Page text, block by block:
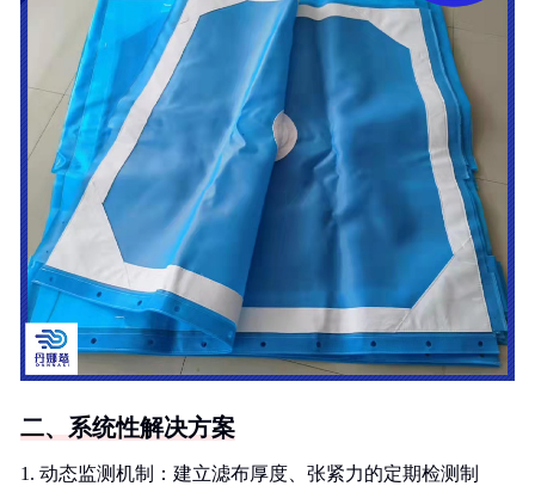
二、系统性解决方案
1. 动态监测机制：建立滤布厚度、张紧力的定期检测制